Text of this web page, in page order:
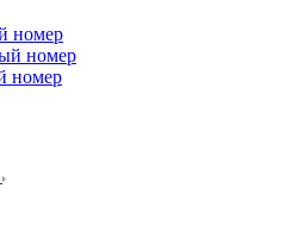
номер
номер
номер